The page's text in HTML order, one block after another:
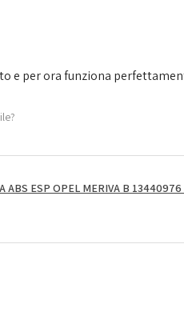
e per ora funziona
ABS ESP OPEL MERIVA B 13440976